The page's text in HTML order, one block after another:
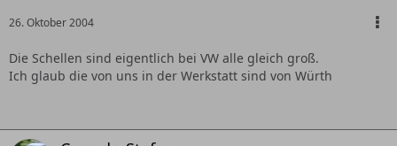
26. Oktober 2004
Die Schellen sind eigentlich bei VW alle gleich groß.
Ich glaub die von uns in der Werkstatt sind von Würth